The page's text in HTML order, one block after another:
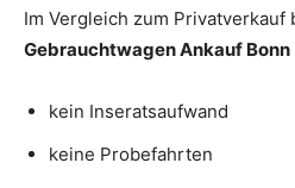
Im Vergleich zum Privatverkauf
Gebrauchtwagen Ankauf Bonn
kein Inseratsaufwand
keine Probefahrten